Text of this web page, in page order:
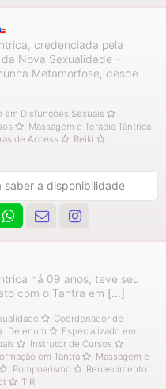
credenciada pela
Nova Sexualidade -
Metamorfose, desde
em Disfunções Sexuais
Massagem e Terapia Tântrica
de Access
Reiki
saber a disponibilidade
há 09 anos, teve seu
com o Tantra em [...]
Coordenador de
Delerium
Especializado em
Instrutor de Cursos
em Tantra
Massagem e
Pompoarismo
Renascimento
TIR